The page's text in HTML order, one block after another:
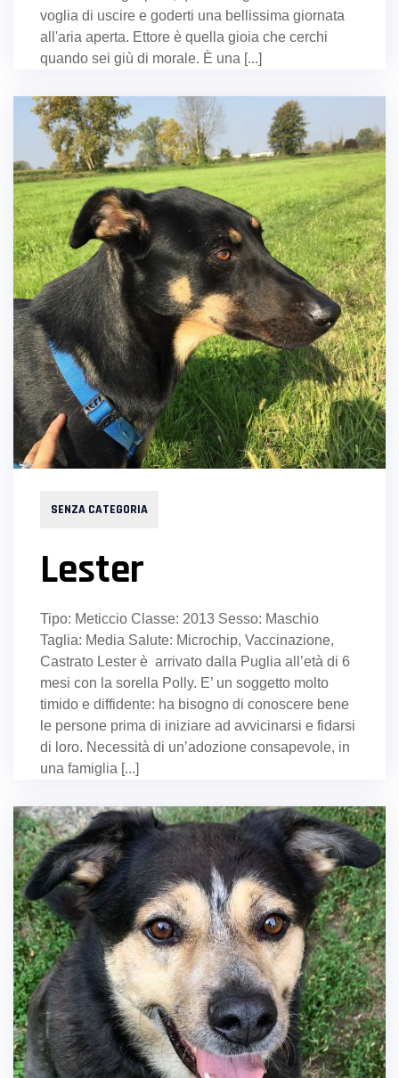
voglia di uscire e goderti una bellissima giornata
all'aria aperta. Ettore è quella gioia che cerchi
quando sei giù di morale. È una [...]
SENZA CATEGORIA
Lester
Tipo: Meticcio Classe: 2013 Sesso: Maschio
Taglia: Media Salute: Microchip, Vaccinazione,
Castrato Lester è arrivato dalla Puglia all’età di 6
mesi con la sorella Polly. E’ un soggetto molto
timido e diffidente: ha bisogno di conoscere bene
le persone prima di iniziare ad avvicinarsi e fidarsi
di loro. Necessità di un’adozione consapevole, in
una famiglia [...]